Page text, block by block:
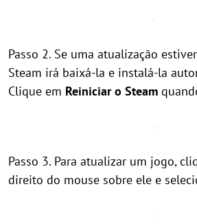
Passo 2. Se uma atualização
Steam irá baixá-la e instalá-la
Clique em Reiniciar o Steam
Passo 3. Para atualizar um jogo,
direito do mouse sobre ele e